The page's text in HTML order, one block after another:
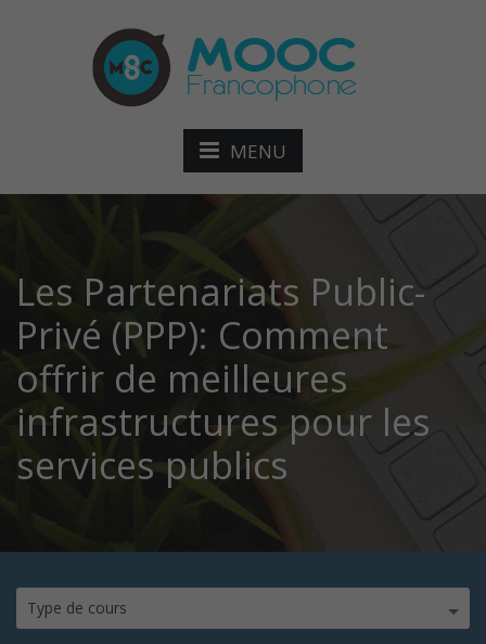
MENU
Les Partenariats Public-
Privé (PPP): Comment
offrir de meilleures
infrastructures pour les
services publics
Type de cours